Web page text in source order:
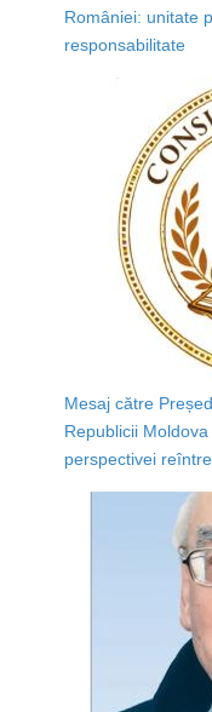
României: unitate
responsabilitate
Mesaj către
Republicii
perspectivei